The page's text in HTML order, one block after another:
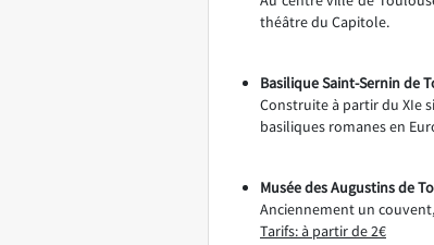
théâtre du Capitole.
Basilique Saint-Sernin de
Construite à partir du XIe
basiliques romanes en
Musée des Augustins de
Anciennement un
Tarifs: à partir de 2€